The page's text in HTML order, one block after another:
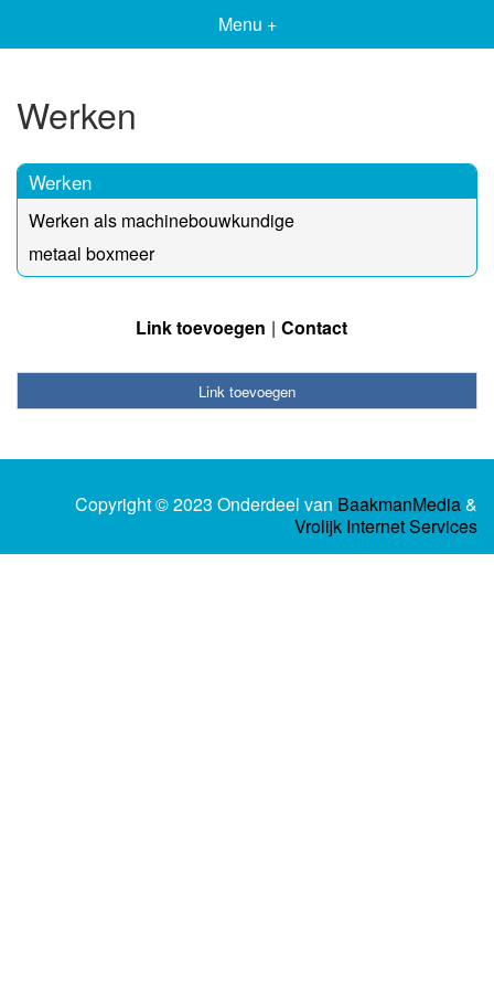
Menu +
Werken
Werken
Werken als machinebouwkundige
metaal boxmeer
Link toevoegen Contact
Link toevoegen
Copyright © 2023 Onderdeel van BaakmanMedia&
Vrolijk Internet Services